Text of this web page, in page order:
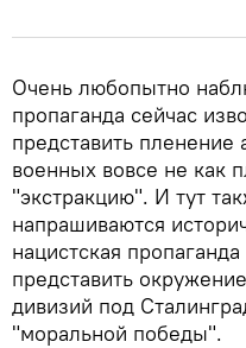
Очень любопытно
пропаганда сейчас
представить пленение
военных вовсе не как
"экстракцию". И тут
напрашиваются
нацистская
представить
дивизий под
"моральной победы".